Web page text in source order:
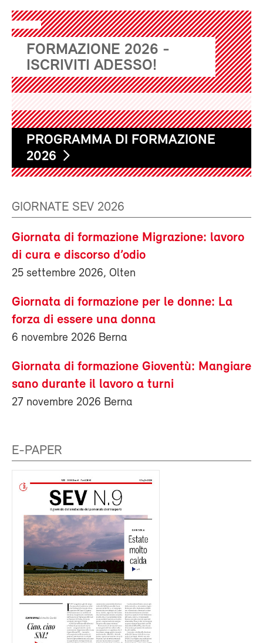
FORMAZIONE 2026 -
ISCRIVITI ADESSO!
PROGRAMMA DI FORMAZIONE
2026
GIORNATE SEV 2026
Giornata di formazione Migrazione: lavoro
di cura e discorso d’odio
25 settembre 2026, Olten
Giornata di formazione per le donne: La
forza di essere una donna
6 novembre 2026 Berna
Giornata di formazione Gioventù: Mangiare
sano durante il lavoro a turni
27 novembre 2026 Berna
E-PAPER